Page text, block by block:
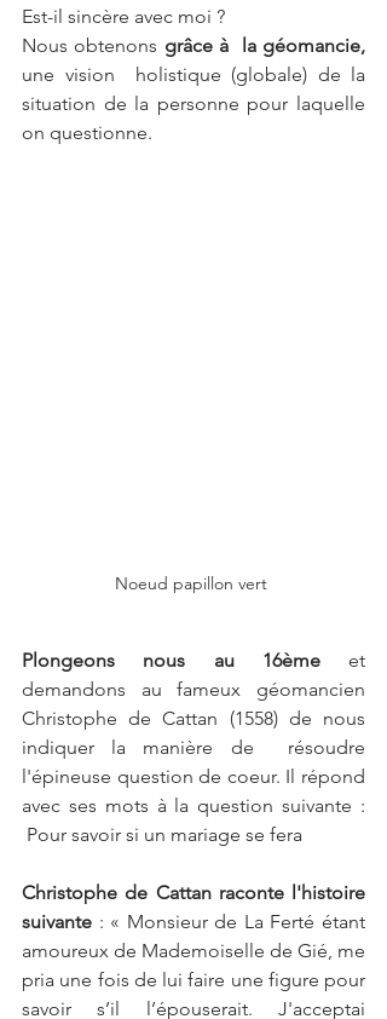
Est-il sincère avec moi ?
Nous obtenons
une vision  holistique (globale) de la
situation de la personne pour laquelle
on questionne.
Noeud papillon vert
Plongeons nous au 16ème et
Christophe de Cattan (1558) de nous
indiquer la manière de  résoudre
l'épineuse question de coeur. Il répond
avec ses mots à la question suivante :
Pour savoir si un mariage se fera
Christophe de Cattan raconte l'histoire
suivante : « Monsieur de La Ferté étant
amoureux de Mademoiselle de Gié, me
pria une fois de lui faire une figure pour
savoir s’il l’épouserait. J'acceptai